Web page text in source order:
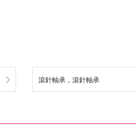
滾針軸承，滾針軸承